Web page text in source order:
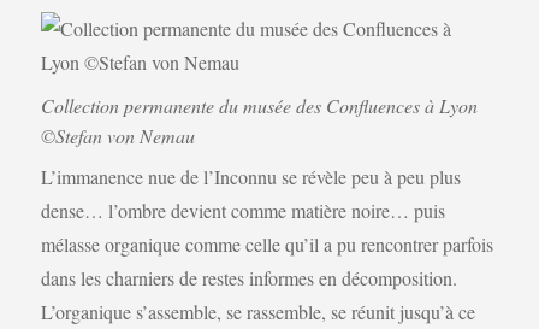
Collection permanente du musée des Confluences à Lyon
©Stefan von Nemau
L’immanence nue de l’Inconnu se révèle peu à peu plus
dense… l’ombre devient comme matière noire… puis
mélasse organique comme celle qu’il a pu rencontrer parfois
dans les charniers de restes informes en décomposition.
L’organique s’assemble, se rassemble, se réunit jusqu’à ce